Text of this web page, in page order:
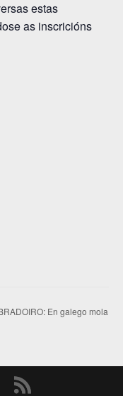
estas
as inscricións
En galego mola